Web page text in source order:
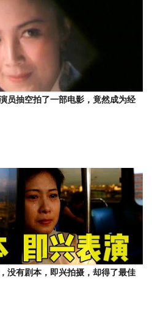
员抽空拍了一部电影，竟然成为经
没有剧本，即兴拍摄，却得了最佳